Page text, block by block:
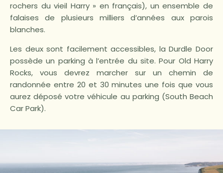
rochers du vieil Harry » en français), un ensemble de
falaises de plusieurs milliers d’années aux parois
blanches.
Les deux sont facilement accessibles, la Durdle Door
possède un parking à l’entrée du site. Pour Old Harry
Rocks, vous devrez marcher sur un chemin de
randonnée entre 20 et 30 minutes une fois que vous
aurez déposé votre véhicule au parking (South Beach
Car Park).